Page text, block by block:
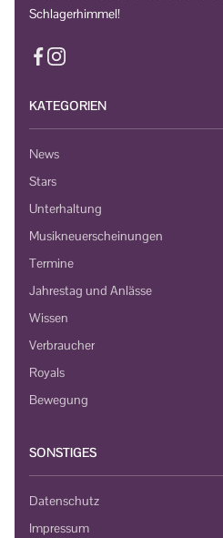
Schlagerhimmel!
KATEGORIEN
News
Stars
Unterhaltung
Musikneuerscheinungen
Termine
Jahrestag und Anlässe
Wissen
Verbraucher
Royals
Bewegung
SONSTIGES
Datenschutz
Impressum